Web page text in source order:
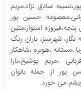
صادق نژاد،مریم
حسین پور
استوار،متین
شهرسبز، باران رنگ
،مستانه ،هونره ،شاهکار
،مریم پوشیخ،تارا
پور از جمله بانوان
چشم می خورد.